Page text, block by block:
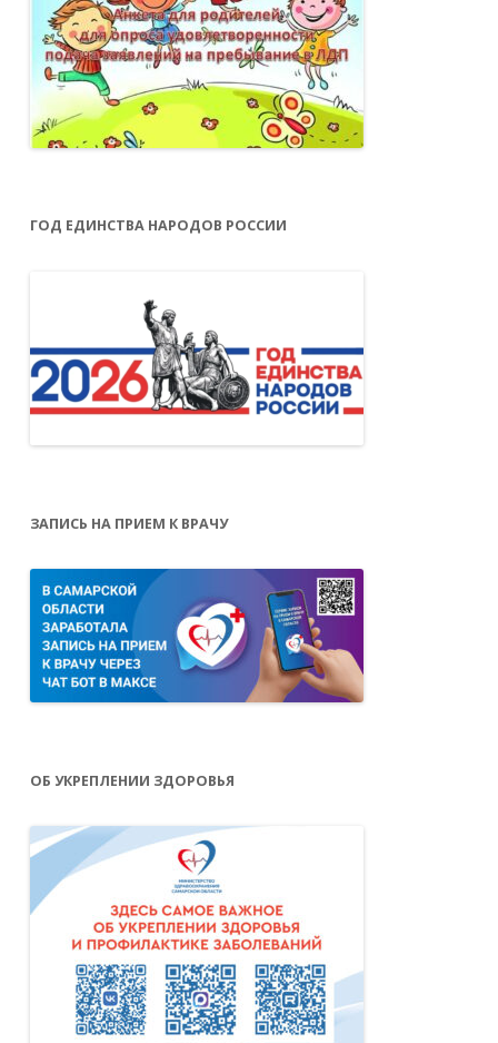
ГОД ЕДИНСТВА НАРОДОВ РОССИИ
ЗАПИСЬ НА ПРИЕМ К ВРАЧУ
ОБ УКРЕПЛЕНИИ ЗДОРОВЬЯ